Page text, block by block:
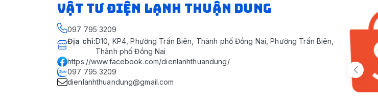
VẬT TƯ ĐIỆN LẠNH THUẬN DUNG
097 795 3209
Địa chỉ:D10, KP4, Phường Trấn Biên, Thành phố Đồng Nai, Phường Trấn Biên,
Thành phố Đồng Nai
https://www.facebook.com/dienlanhthuandung/
097 795 3209
dienlanhthuandung@gmail.com